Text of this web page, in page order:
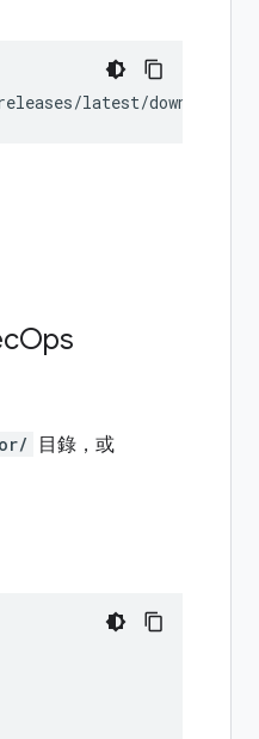
latest/download/
Ops
目錄，或